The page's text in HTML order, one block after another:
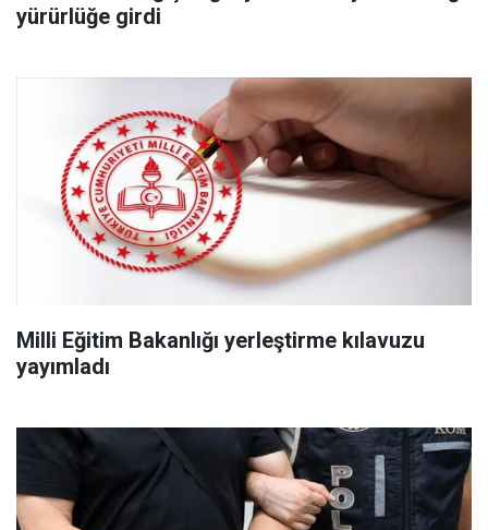
yürürlüğe girdi
Milli Eğitim Bakanlığı yerleştirme kılavuzu
yayımladı